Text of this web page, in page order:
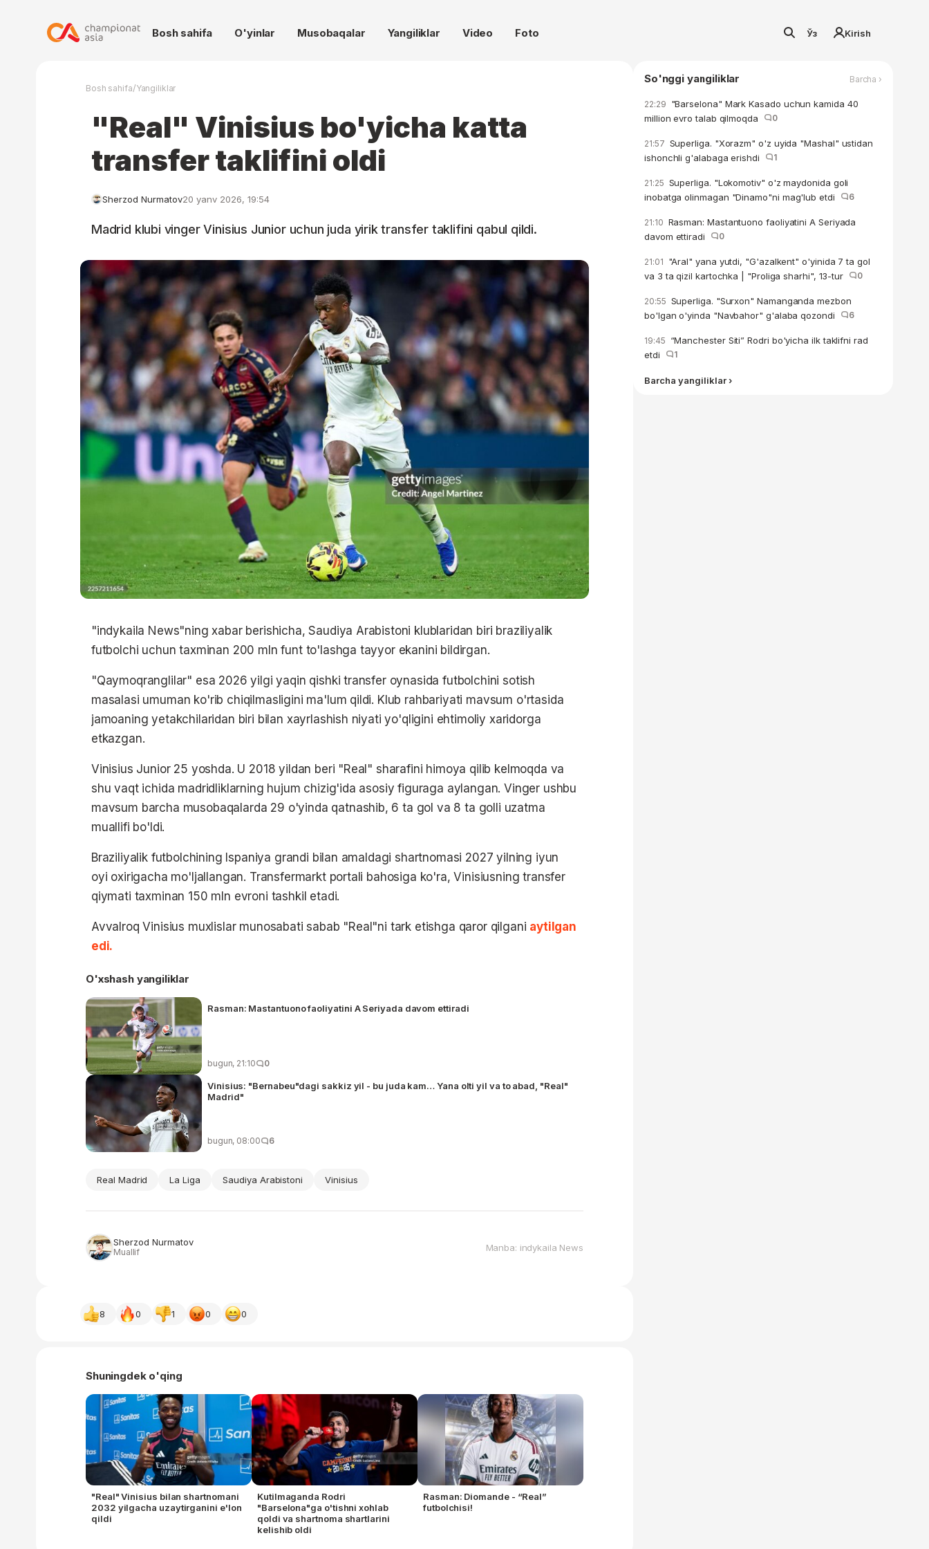
Bosh sahifa O'yinlar Musobaqalar Yangiliklar Video Foto Ўз Kirish
Bosh sahifa/Yangiliklar
"Real" Vinisius bo'yicha katta
transfer taklifini oldi
Sherzod Nurmatov20 yanv 2026, 19:54
Madrid klubi vinger Vinisius Junior uchun juda yirik transfer taklifini qabul qildi.
"indykaila News"ning xabar berishicha, Saudiya Arabistoni klublaridan biri braziliyalik
futbolchi uchun taxminan 200 mln funt to'lashga tayyor ekanini bildirgan.
"Qaymoqranglilar" esa 2026 yilgi yaqin qishki transfer oynasida futbolchini sotish
masalasi umuman ko'rib chiqilmasligini ma'lum qildi. Klub rahbariyati mavsum o'rtasida
jamoaning yetakchilaridan biri bilan xayrlashish niyati yo'qligini ehtimoliy xaridorga
etkazgan.
Vinisius Junior 25 yoshda. U 2018 yildan beri "Real" sharafini himoya qilib kelmoqda va
shu vaqt ichida madridliklarning hujum chizig'ida asosiy figuraga aylangan. Vinger ushbu
mavsum barcha musobaqalarda 29 o'yinda qatnashib, 6 ta gol va 8 ta golli uzatma
muallifi bo'ldi.
Braziliyalik futbolchining Ispaniya grandi bilan amaldagi shartnomasi 2027 yilning iyun
oyi oxirigacha mo'ljallangan. Transfermarkt portali bahosiga ko'ra, Vinisiusning transfer
qiymati taxminan 150 mln evroni tashkil etadi.
Avvalroq Vinisius muxlislar munosabati sabab "Real"ni tark etishga qaror qilgani aytilgan
edi.
O'xshash yangiliklar
Rasman: Mastantuono faoliyatini A Seriyada davom ettiradi
bugun, 21:10 0
Vinisius: "Bernabeu"dagi sakkiz yil - bu juda kam… Yana olti yil va to abad, "Real"
Madrid"
bugun, 08:00 6
Real Madrid La Liga Saudiya Arabistoni Vinisius
Sherzod Nurmatov
Muallif Manba: indykaila News
8 0 1 0 0
Shuningdek o'qing
"Real" Vinisius bilan shartnomani
2032 yilgacha uzaytirganini e'lon
qildi
Kutilmaganda Rodri
"Barselona"ga o'tishni xohlab
qoldi va shartnoma shartlarini
kelishib oldi
Rasman: Diomande - “Real”
futbolchisi!
So'nggi yangiliklar Barcha ›
22:29 "Barselona" Mark Kasado uchun kamida 40
million evro talab qilmoqda
0
21:57 Superliga. "Xorazm" o'z uyida "Mashal" ustidan
ishonchli g'alabaga erishdi
1
21:25 Superliga. "Lokomotiv" o'z maydonida goli
inobatga olinmagan "Dinamo"ni mag'lub etdi
6
21:10 Rasman: Mastantuono faoliyatini A Seriyada
davom ettiradi
0
21:01 "Aral" yana yutdi, "G'azalkent" o'yinida 7 ta gol
va 3 ta qizil kartochka | "Proliga sharhi", 13-tur
0
20:55 Superliga. "Surxon" Namanganda mezbon
bo'lgan o'yinda "Navbahor" g'alaba qozondi
6
19:45 “Manchester Siti” Rodri bo'yicha ilk taklifni rad
etdi
1
Barcha yangiliklar ›